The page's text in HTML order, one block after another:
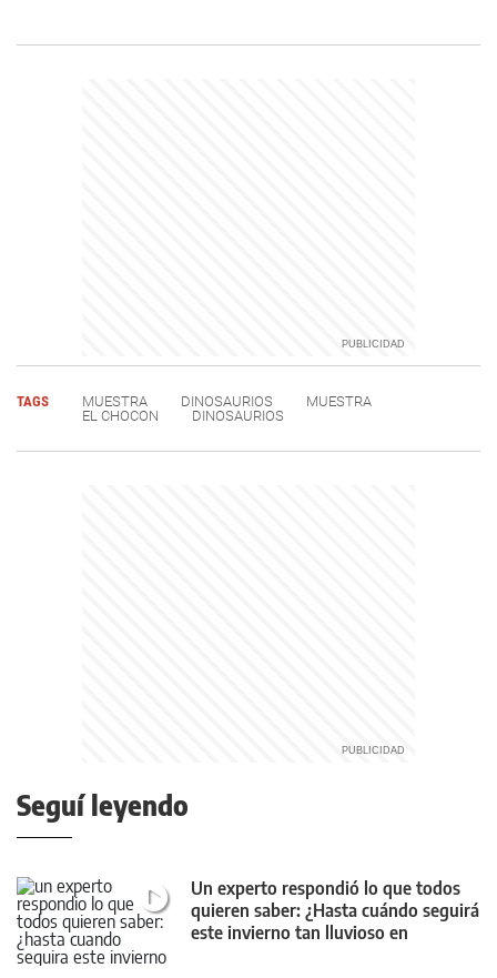
TAGS MUESTRA DINOSAURIOS
MUESTRA
EL CHOCON
DINOSAURIOS
Seguí leyendo
Un experto respondió lo que todos
quieren saber: ¿Hasta cuándo seguirá
este invierno tan lluvioso en